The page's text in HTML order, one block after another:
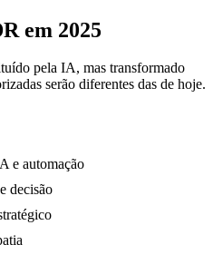
em 2025
pela IA, mas transformado
serão diferentes das de hoje.
e automação
decisão